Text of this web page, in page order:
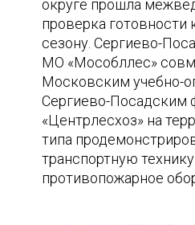
округе прошла
проверка
сезону. Сергиево-
МО «Мособллес»
Московским учебно-
Сергиево-Посадским
«Центрлесхоз» на
типа
транспортную
противопожарное